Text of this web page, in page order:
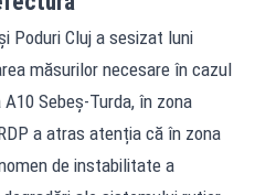
Poduri Cluj a sesizat luni
măsurilor necesare în cazul
Sebeș-Turda, în zona
a atras atenția că în zona
de instabilitate a